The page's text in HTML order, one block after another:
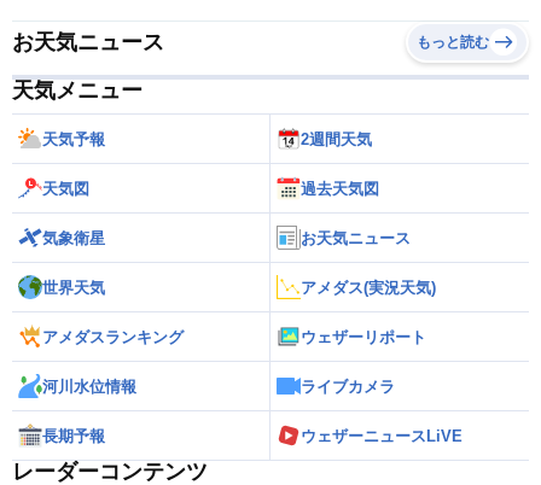
お天気ニュース もっと読む
天気メニュー
天気予報 2週間天気
天気図 過去天気図
気象衛星 お天気ニュース
世界天気 アメダス(実況天気)
アメダスランキング ウェザーリポート
河川水位情報 ライブカメラ
長期予報 ウェザーニュースLiVE
レーダーコンテンツ